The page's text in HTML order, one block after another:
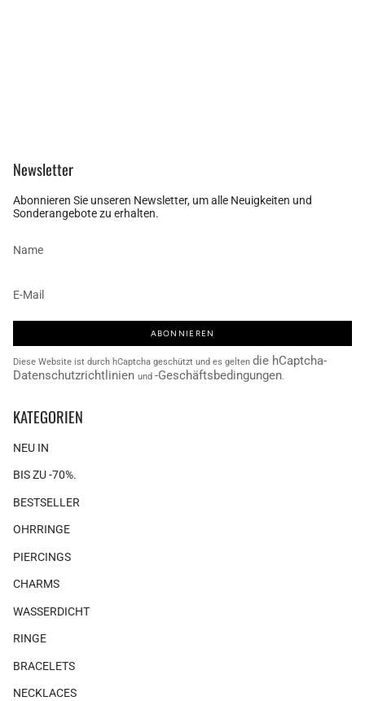
Newsletter
Abonnieren Sie unseren Newsletter, um alle Neuigkeiten und
Sonderangebote zu erhalten.
ABONNIEREN
Diese Website ist durch hCaptcha geschützt und es gelten die hCaptcha-
Datenschutzrichtlinien und -Geschäftsbedingungen.
KATEGORIEN
NEU IN
BIS ZU -70%.
BESTSELLER
OHRRINGE
PIERCINGS
CHARMS
WASSERDICHT
RINGE
BRACELETS
NECKLACES